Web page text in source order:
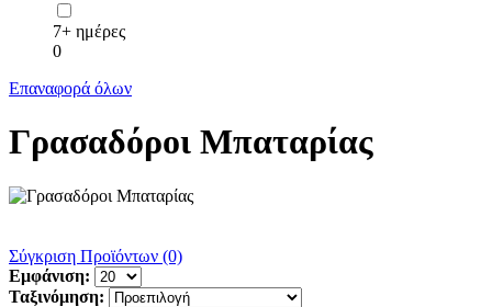
7+ ημέρες
0
Επαναφορά όλων
Γρασαδόροι Μπαταρίας
Σύγκριση Προϊόντων (0)
Εμφάνιση:
Ταξινόμηση: